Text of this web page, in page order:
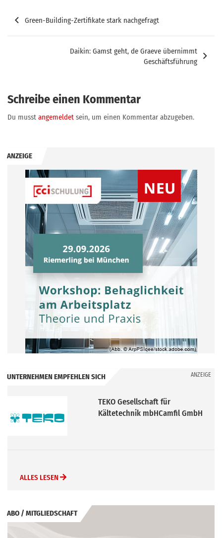
Beitragsnavigation
Green-Building-Zertifikate stark nachgefragt
Daikin: Gamst geht, de Graeve übernimmt
Geschäftsführung
Schreibe einen Kommentar
Du musst angemeldet sein, um einen Kommentar abzugeben.
ANZEIGE
UNTERNEHMEN EMPFEHLEN SICH ANZEIGE
TEKO Gesellschaft für
Kältetechnik mbHCamfil GmbH
ALLES LESEN
ABO / MITGLIEDSCHAFT